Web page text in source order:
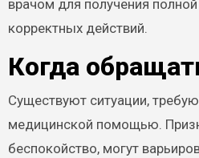
врачом для получения
корректных действий.
Когда
Существуют ситуации,
медицинской помощью.
беспокойство, могут